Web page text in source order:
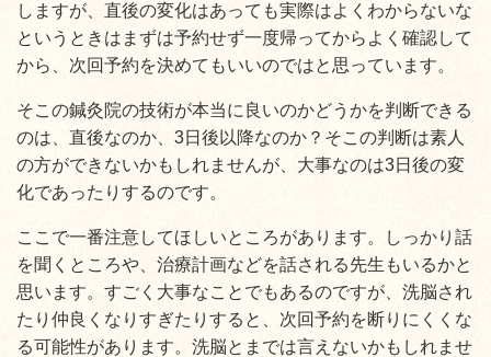
しますが、直後の変化はあっても実際はよくわからないな
というときはまずは予約せず一度帰ってからよく確認して
から、次回予約を決めてもいいのではと思っています。
そこの鍼灸院の技術が本当に良いのかどうかを判断できる
のは、直後なのか、3日後以降なのか？そこの判断は素人
の方ができないかもしれませんが、大事なのは3日後の変
化であったりするのです。
ここで一番注意してほしいところがあります。しっかり話
を聞くところや、治療計画などを話される先生もいるかと
思います。すごく大事なことでもあるのですが、洗脳され
たり仲良くなりすぎたりすると、次回予約を断りにくくな
る可能性があります。洗脳とまでは言えないかもしれませ